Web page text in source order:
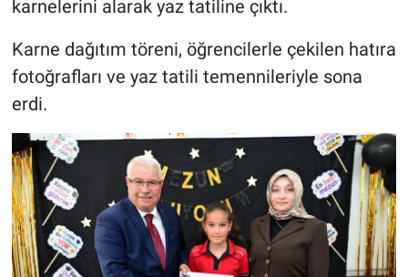
karnelerini alarak yaz tatiline çıktı.
Karne dağıtım töreni, öğrencilerle çekilen hatıra
fotoğrafları ve yaz tatili temennileriyle sona
erdi.